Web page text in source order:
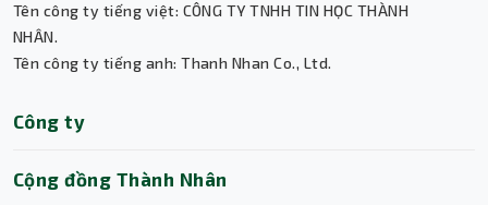
Tên công ty tiếng việt: CÔNG TY TNHH TIN HỌC THÀNH
NHÂN.
Tên công ty tiếng anh: Thanh Nhan Co., Ltd.
Công ty
Cộng đồng Thành Nhân